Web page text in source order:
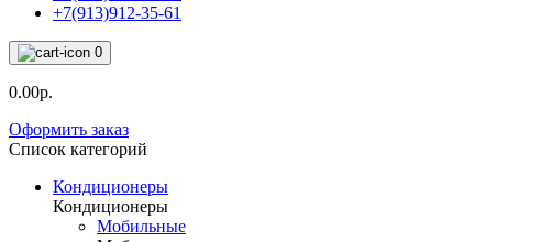
+7(913)912-35-61
0
0.00р.
Оформить заказ
Список категорий
Кондиционеры
Кондиционеры
Мобильные